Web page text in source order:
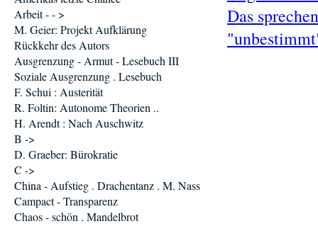
Das
Arbeit - - >
M. Geier: Projekt Aufklärung
Rückkehr des Autors
Ausgrenzung - Armut - Lesebuch III
Soziale Ausgrenzung . Lesebuch
F. Schui : Austerität
R. Foltin: Autonome Theorien ..
H. Arendt : Nach Auschwitz
B ->
D. Graeber: Bürokratie
C ->
China - Aufstieg . Drachentanz . M. Nass
Campact - Transparenz
Chaos - schön . Mandelbrot